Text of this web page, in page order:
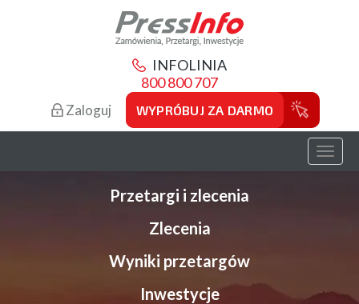
INFOLINIA
800 800 707
Zaloguj WYPRÓBUJ ZA DARMO
Toggle
Przetargi i zlecenia
Zlecenia
Wyniki przetargów
Inwestycje